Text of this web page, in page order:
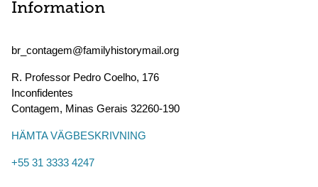
Information
br_contagem@familyhistorymail.org
R. Professor Pedro Coelho, 176
Inconfidentes
Contagem, Minas Gerais 32260-190
HÄMTA VÄGBESKRIVNING
+55 31 3333 4247